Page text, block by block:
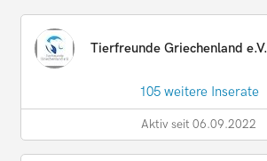
Tierfreunde Griechenland e.V.
105 weitere Inserate
Aktiv seit 06.09.2022